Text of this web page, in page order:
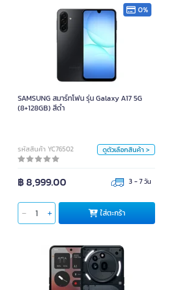
0%
SAMSUNG สมาร์ทโฟน รุ่น Galaxy A17 5G
(8+128GB) สีดำ
รหัสสินค้า YC76502 ดูตัวเลือกสินค้า >
฿ 8,999.00 3 - 7 วัน
ใส่ตะกร้า
SAMSUNG สมาร์ทโฟน รุ่น Galaxy A17 5G
(8+128GB) สีดำ
หน่วย
สี
ใส่ตะกร้า